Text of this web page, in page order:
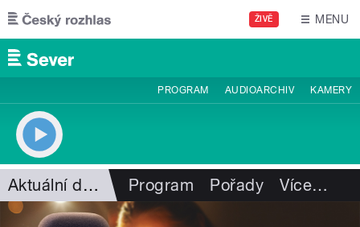
Přejít k hlavnímu obsahu
ŽIVĚ MENU
PROGRAM AUDIOARCHIV KAMERY
Aktuální dění Program Pořady Více…